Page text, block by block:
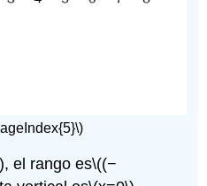
, el rango es\((−